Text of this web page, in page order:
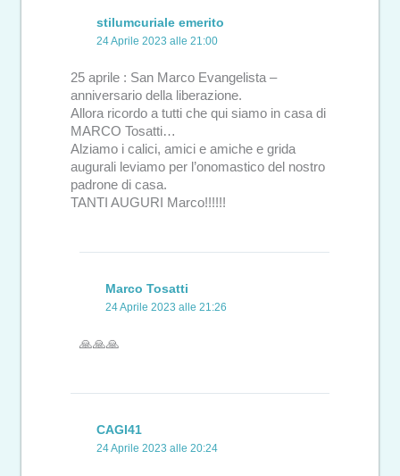
stilumcuriale emerito
24 Aprile 2023 alle 21:00
25 aprile : San Marco Evangelista –
anniversario della liberazione.
Allora ricordo a tutti che qui siamo in casa di
MARCO Tosatti…
Alziamo i calici, amici e amiche e grida
augurali leviamo per l’onomastico del nostro
padrone di casa.
TANTI AUGURI Marco!!!!!!
Marco Tosatti
24 Aprile 2023 alle 21:26
🙏🙏🙏
CAGI41
24 Aprile 2023 alle 20:24